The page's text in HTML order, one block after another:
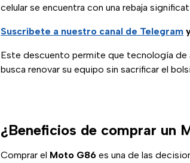
celular se encuentra con una rebaja
Suscríbete a nuestro canal de Telegram
Este descuento permite que tecnología de
busca renovar su equipo sin sacrificar el
¿Beneficios de comprar un
Comprar el Moto G86 es una de las